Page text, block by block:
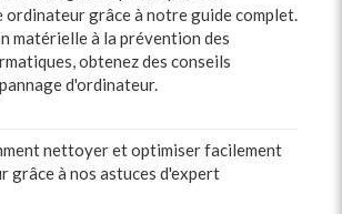
grâce à notre guide complet.
matérielle à la prévention des
obtenez des conseils
d'ordinateur.
nettoyer et optimiser facilement
grâce à nos astuces d'expert